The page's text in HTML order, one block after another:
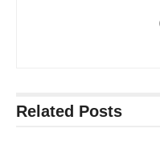
Related Posts